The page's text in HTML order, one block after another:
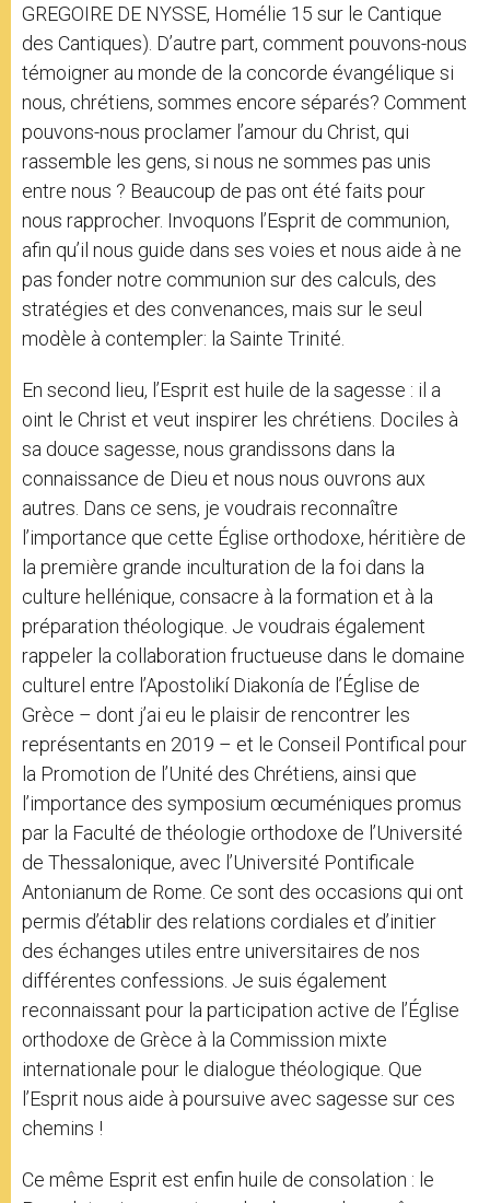
GREGOIRE DE NYSSE, Homélie 15 sur le Cantique
des Cantiques). D’autre part, comment pouvons-nous
témoigner au monde de la concorde évangélique si
nous, chrétiens, sommes encore séparés? Comment
pouvons-nous proclamer l’amour du Christ, qui
rassemble les gens, si nous ne sommes pas unis
entre nous ? Beaucoup de pas ont été faits pour
nous rapprocher. Invoquons l’Esprit de communion,
afin qu’il nous guide dans ses voies et nous aide à ne
pas fonder notre communion sur des calculs, des
stratégies et des convenances, mais sur le seul
modèle à contempler: la Sainte Trinité.
En second lieu, l’Esprit est huile de la sagesse : il a
oint le Christ et veut inspirer les chrétiens. Dociles à
sa douce sagesse, nous grandissons dans la
connaissance de Dieu et nous nous ouvrons aux
autres. Dans ce sens, je voudrais reconnaître
l’importance que cette Église orthodoxe, héritière de
la première grande inculturation de la foi dans la
culture hellénique, consacre à la formation et à la
préparation théologique. Je voudrais également
rappeler la collaboration fructueuse dans le domaine
culturel entre l’Apostolikí Diakonía de l’Église de
Grèce – dont j’ai eu le plaisir de rencontrer les
représentants en 2019 – et le Conseil Pontifical pour
la Promotion de l’Unité des Chrétiens, ainsi que
l’importance des symposium œcuméniques promus
par la Faculté de théologie orthodoxe de l’Université
de Thessalonique, avec l’Université Pontificale
Antonianum de Rome. Ce sont des occasions qui ont
permis d’établir des relations cordiales et d’initier
des échanges utiles entre universitaires de nos
différentes confessions. Je suis également
reconnaissant pour la participation active de l’Église
orthodoxe de Grèce à la Commission mixte
internationale pour le dialogue théologique. Que
l’Esprit nous aide à poursuive avec sagesse sur ces
chemins !
Ce même Esprit est enfin huile de consolation : le